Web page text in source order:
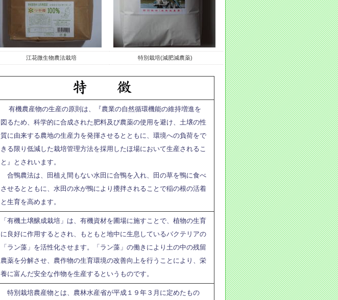
江花微生物農法栽培 特別栽培(減肥減農薬)
有機農産物の生産の原則は、『農業の自然循環機能の維持増進を
図るため、科学的に合成された肥料及び農薬の使用を避け、土壌の性
質に由来する農地の生産力を発揮させるとともに、環境への負荷をで
きる限り低減した栽培管理方法を採用したほ場において生産されるこ
と』とされいます。
合鴨農法は、田植え間もない水田に合鴨を入れ、田の草を鴨に食べ
させるとともに、水田の水が鴨により攪拌されることで稲の根の活着
と生育を高めます。
「有機土壌醸成栽培」は、有機資材を圃場に施すことで、植物の生育
に良好に作用するとされ、もともと地中に生息しているバクテリアの
「ラン藻」を活性化させます。「ラン藻」の働きにより土の中の残留
農薬を分解させ、農作物の生育環境の改善向上を行うことにより、栄
養に富んだ安全な作物を生産するというものです。
特別栽培農産物とは、農林水産省が平成１９年３月に定めたもの